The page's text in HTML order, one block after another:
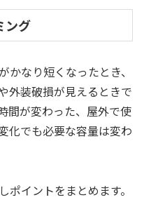
ング
かなり短くなったとき、
外装破損が見えるときで
間が変わった、屋外で使
化でも必要な容量は変わ
イントをまとめます。